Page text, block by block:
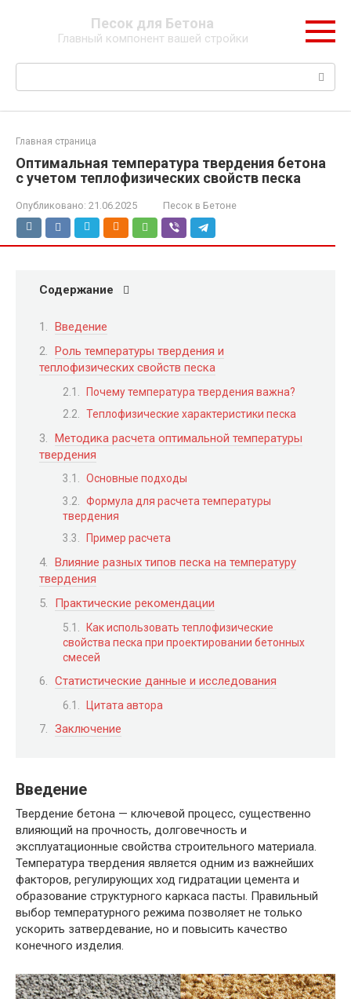
Песок для Бетона
Главный компонент вашей стройки
Поиск:
Главная страница
Оптимальная температура твердения бетона
с учетом теплофизических свойств песка
Опубликовано: 21.06.2025 Песок в Бетоне
Содержание
Введение
Роль температуры твердения и
теплофизических свойств песка
Почему температура твердения важна?
Теплофизические характеристики песка
Методика расчета оптимальной температуры
твердения
Основные подходы
Формула для расчета температуры
твердения
Пример расчета
Влияние разных типов песка на температуру
твердения
Практические рекомендации
Как использовать теплофизические
свойства песка при проектировании бетонных
смесей
Статистические данные и исследования
Цитата автора
Заключение
Введение
Твердение бетона — ключевой процесс, существенно
влияющий на прочность, долговечность и
эксплуатационные свойства строительного материала.
Температура твердения является одним из важнейших
факторов, регулирующих ход гидратации цемента и
образование структурного каркаса пасты. Правильный
выбор температурного режима позволяет не только
ускорить затвердевание, но и повысить качество
конечного изделия.